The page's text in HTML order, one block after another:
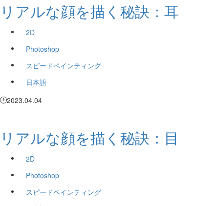
リアルな顔を描く秘訣：耳
2D
Photoshop
スピードペインティング
日本語
2023.04.04
リアルな顔を描く秘訣：目
2D
Photoshop
スピードペインティング